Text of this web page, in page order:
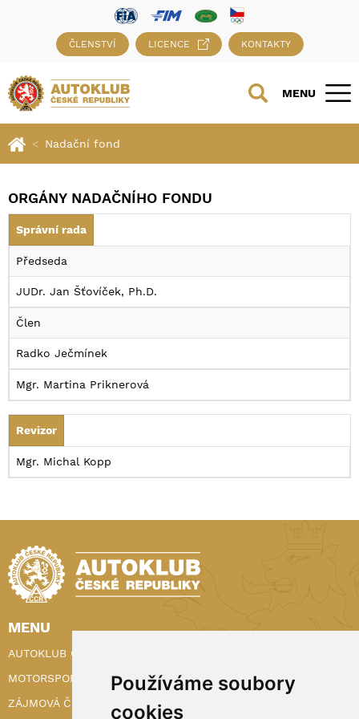
Používáme soubory
cookies
ČLENSTVÍ LICENCE KONTAKTY
MENU
Nadační fond
ORGÁNY NADAČNÍHO FONDU
Správní rada
Předseda
JUDr. Jan Šťovíček, Ph.D.
Člen
Radko Ječmínek
Mgr. Martina Priknerová
Revizor
Mgr. Michal Kopp
MENU
AUTOKLUB ČR
MOTORSPORT
ZÁJMOVÁ ČINNOST